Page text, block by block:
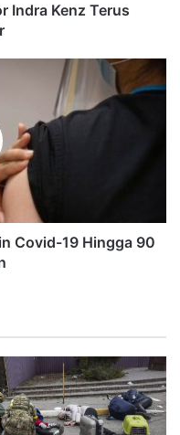
Indra Kenz Terus
Covid-19 Hingga 90